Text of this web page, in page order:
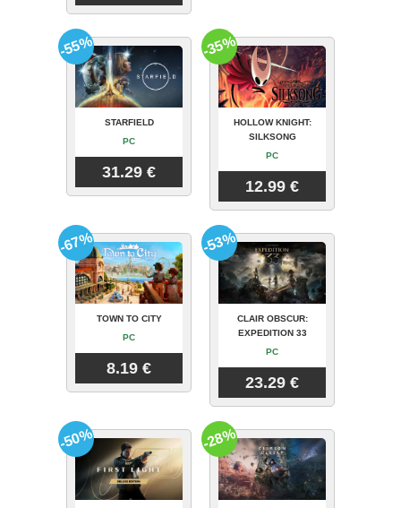
STARFIELD
PC
31.29 €
-55%
HOLLOW KNIGHT:
SILKSONG
PC
12.99 €
-35%
TOWN TO CITY
PC
8.19 €
-67%
CLAIR OBSCUR:
EXPEDITION 33
PC
23.29 €
-53%
-50% -28%